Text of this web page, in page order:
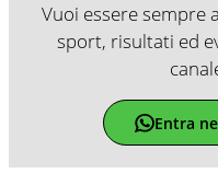
Vuoi essere sempre
sport, risultati ed
Entra